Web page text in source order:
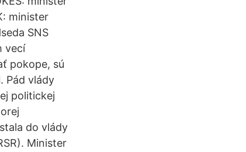
minister
SNS
vecí
pokope, sú
Pád vlády
politickej
do vlády
Minister